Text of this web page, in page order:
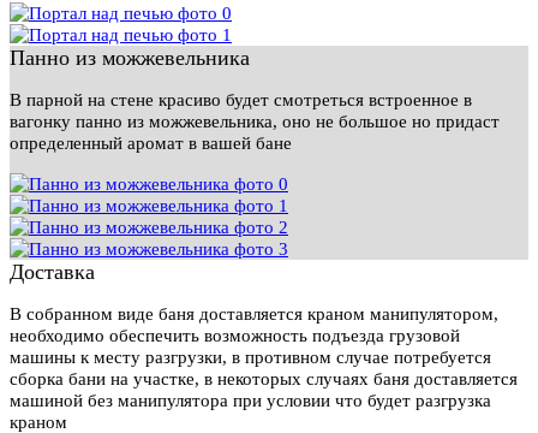
Панно из можжевельника
В парной на стене красиво будет смотреться встроенное в
вагонку панно из можжевельника, оно не большое но придаст
определенный аромат в вашей бане
Доставка
В собранном виде баня доставляется краном манипулятором,
необходимо обеспечить возможность подъезда грузовой
машины к месту разгрузки, в противном случае потребуется
сборка бани на участке, в некоторых случаях баня доставляется
машиной без манипулятора при условии что будет разгрузка
краном